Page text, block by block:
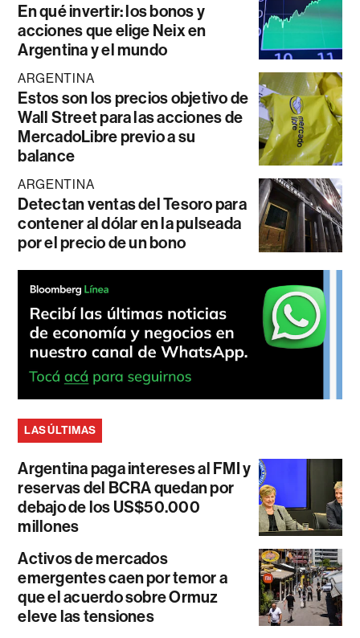
En qué invertir: los bonos y
acciones que elige Neix en
Argentina y el mundo
ARGENTINA
Estos son los precios objetivo de
Wall Street para las acciones de
MercadoLibre previo a su
balance
ARGENTINA
Detectan ventas del Tesoro para
contener al dólar en la pulseada
por el precio de un bono
LAS ÚLTIMAS
Argentina paga intereses al FMI y
reservas del BCRA quedan por
debajo de los US$50.000
millones
Activos de mercados
emergentes caen por temor a
que el acuerdo sobre Ormuz
eleve las tensiones